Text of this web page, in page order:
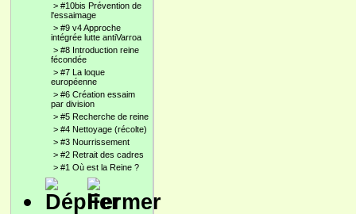
> #10bis Prévention de
l'essaimage
> #9 v4 Approche
intégrée lutte antiVarroa
> #8 Introduction reine
fécondée
> #7 La loque
européenne
> #6 Création essaim
par division
> #5 Recherche de reine
> #4 Nettoyage (récolte)
> #3 Nourrissement
> #2 Retrait des cadres
> #1 Où est la Reine ?